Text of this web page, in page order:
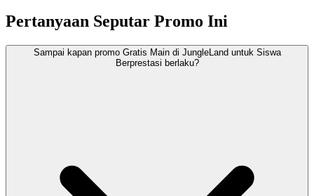
Pertanyaan Seputar Promo Ini
Sampai kapan promo Gratis Main di JungleLand untuk Siswa
Berprestasi berlaku?